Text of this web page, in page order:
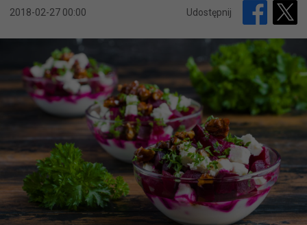
2018-02-27 00:00 Udostępnij